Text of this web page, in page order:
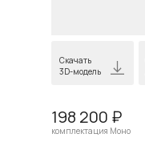
Скачать
3D-модель
198 200 ₽
комплектация Моно